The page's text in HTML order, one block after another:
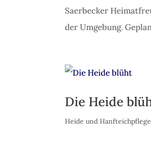
Saerbecker
der Umgebung.
Die Heide
Heide und Hanfteichpflege